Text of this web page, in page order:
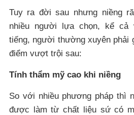
Tuy ra đời sau nhưng niềng
nhiều người lựa chọn, kể cả
tiếng, người thường xuyên phải
điểm vượt trội sau:
Tính thẩm mỹ cao khi niềng
So với nhiều phương pháp thì
được làm từ chất liệu sứ có